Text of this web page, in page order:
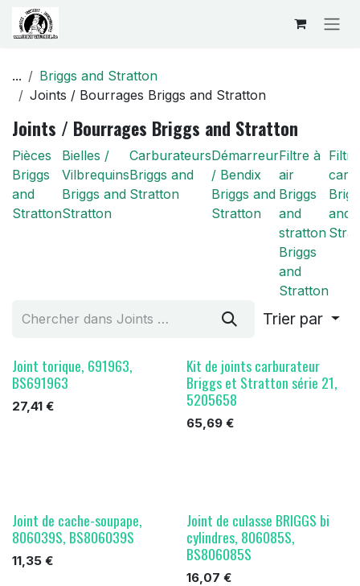
Se rendre au contenu
...
Briggs and Stratton
Joints / Bourrages Briggs and Stratton
Joints / Bourrages Briggs and Stratton
Pièces
Briggs
and
Stratton
Bielles /
Vilbrequins
Briggs and
Stratton
Carburateurs
Briggs and
Stratton
Démarreur
/ Bendix
Briggs and
Stratton
Filtre à
air
Briggs
and
stratton
Briggs
and
Stratton
and
Trier par
Joint torique, 691963,
BS691963
27,41 €
Kit de joints carburateur
Briggs et Stratton série 21,
5205658
65,69€
Joint de cache-soupape,
806039S, BS806039S
11,35 €
Joint de culasse BRIGGS bi
cylindres, 806085S,
BS806085S
16,07 €